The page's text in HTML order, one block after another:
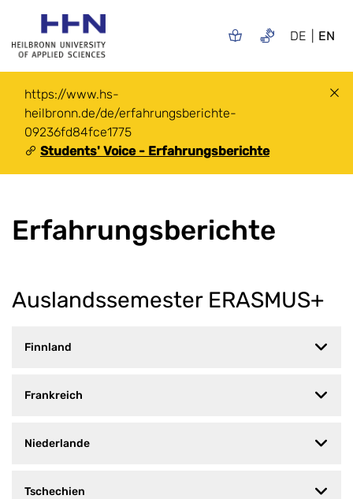
DE EN
https://www.hs-
heilbronn.de/de/erfahrungsberichte-
09236fd84fce1775
Students' Voice - Erfahrungsberichte
Erfahrungsberichte
Auslandssemester ERASMUS+
Finnland
Frankreich
Niederlande
Tschechien